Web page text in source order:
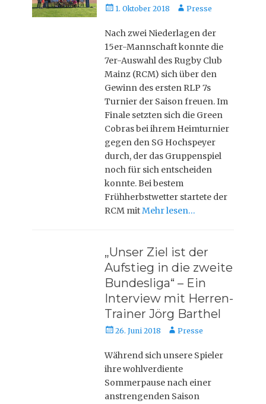
Posted
1. Oktober 2018 AutorPresse
Nach zwei Niederlagen der
15er-Mannschaft konnte die
7er-Auswahl des Rugby Club
Mainz (RCM) sich über den
Gewinn des ersten RLP 7s
Turnier der Saison freuen. Im
Finale setzten sich die Green
Cobras bei ihrem Heimturnier
gegen den SG Hochspeyer
durch, der das Gruppenspiel
noch für sich entscheiden
konnte. Bei bestem
Frühherbstwetter startete der
RCM mitMehr lesen…
„Unser Ziel ist der
Aufstieg in die zweite
Bundesliga“ – Ein
Interview mit Herren-
Trainer Jörg Barthel
Posted
26. Juni 2018 AutorPresse
Während sich unsere Spieler
ihre wohlverdiente
Sommerpause nach einer
anstrengenden Saison